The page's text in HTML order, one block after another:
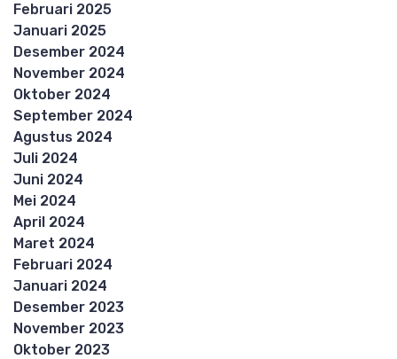
Februari 2025
Januari 2025
Desember 2024
November 2024
Oktober 2024
September 2024
Agustus 2024
Juli 2024
Juni 2024
Mei 2024
April 2024
Maret 2024
Februari 2024
Januari 2024
Desember 2023
November 2023
Oktober 2023